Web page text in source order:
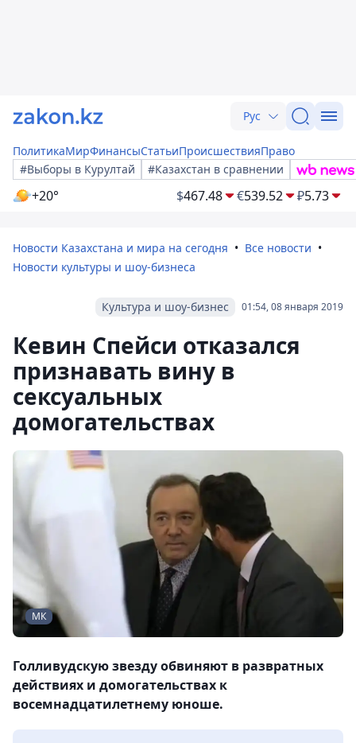
Рус
ПолитикаМирФинансыСтатьиПроисшествияПраво
#Выборы в Курултай
#Казахстан в сравнении
+20° $467.48 €539.52 ₽5.73
Новости Казахстана и мира на сегодня
Все новости
Новости культуры и шоу-бизнеса
01:54, 08 января 2019
Культура и шоу-бизнес
Кевин Спейси отказался
признавать вину в
сексуальных
домогательствах
МК
Голливудскую звезду обвиняют в развратных
действиях и домогательствах к
восемнадцатилетнему юноше.